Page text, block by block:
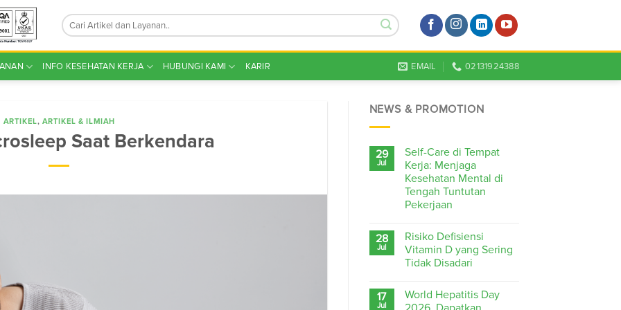
INFO KESEHATAN KERJA HUBUNGI KAMI KARIR EMAIL 02131924388
ARTIKEL, ARTIKEL & ILMIAH
Saat Berkendara
NEWS & PROMOTION
29
Jul
Self-Care di Tempat
Kerja: Menjaga
Kesehatan Mental di
Tengah Tuntutan
Pekerjaan
28
Jul
Risiko Defisiensi
Vitamin D yang Sering
Tidak Disadari
17
Jul
World Hepatitis Day